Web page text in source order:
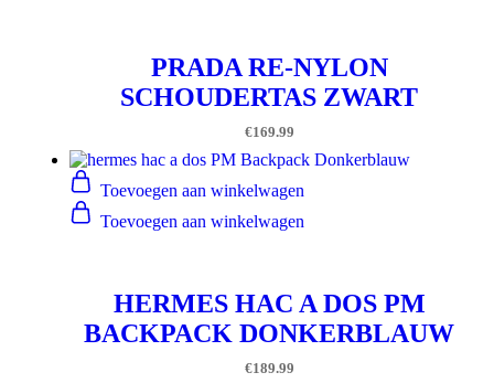
PRADA RE-NYLON
SCHOUDERTAS ZWART
€169.99
Toevoegen aan winkelwagen
Toevoegen aan winkelwagen
HERMES HAC A DOS PM
BACKPACK DONKERBLAUW
€189.99